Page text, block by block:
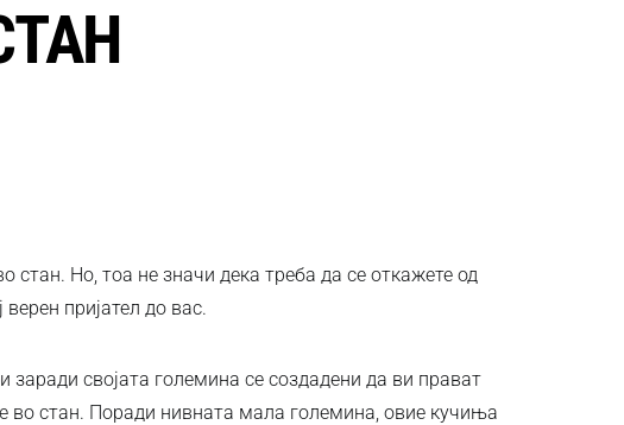
стан. Но, тоа не значи дека треба да се откажете од
пријател до вас.
заради својата големина се создадени да ви прават
во стан. Поради нивната мала големина, овие кучиња